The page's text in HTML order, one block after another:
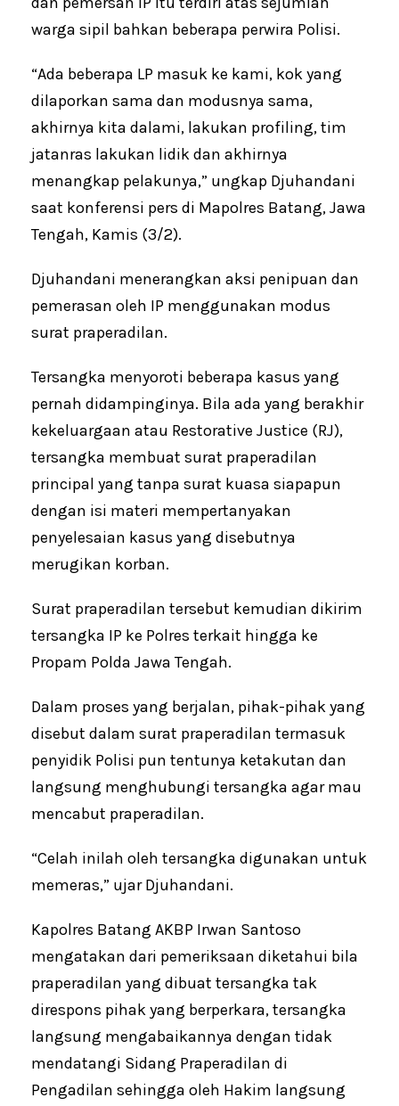
warga sipil bahkan beberapa perwira Polisi.
“Ada beberapa LP masuk ke kami, kok yang
dilaporkan sama dan modusnya sama,
akhirnya kita dalami, lakukan profiling, tim
jatanras lakukan lidik dan akhirnya
menangkap pelakunya,” ungkap Djuhandani
saat konferensi pers di Mapolres Batang, Jawa
Tengah, Kamis (3/2).
Djuhandani menerangkan aksi penipuan dan
pemerasan oleh IP menggunakan modus
surat praperadilan.
Tersangka menyoroti beberapa kasus yang
pernah didampinginya. Bila ada yang berakhir
kekeluargaan atau Restorative Justice (RJ),
tersangka membuat surat praperadilan
principal yang tanpa surat kuasa siapapun
dengan isi materi mempertanyakan
penyelesaian kasus yang disebutnya
merugikan korban.
Surat praperadilan tersebut kemudian dikirim
tersangka IP ke Polres terkait hingga ke
Propam Polda Jawa Tengah.
Dalam proses yang berjalan, pihak-pihak yang
disebut dalam surat praperadilan termasuk
penyidik Polisi pun tentunya ketakutan dan
langsung menghubungi tersangka agar mau
mencabut praperadilan.
“Celah inilah oleh tersangka digunakan untuk
memeras,” ujar Djuhandani.
Kapolres Batang AKBP Irwan Santoso
mengatakan dari pemeriksaan diketahui bila
praperadilan yang dibuat tersangka tak
direspons pihak yang berperkara, tersangka
langsung mengabaikannya dengan tidak
mendatangi Sidang Praperadilan di
Pengadilan sehingga oleh Hakim langsung